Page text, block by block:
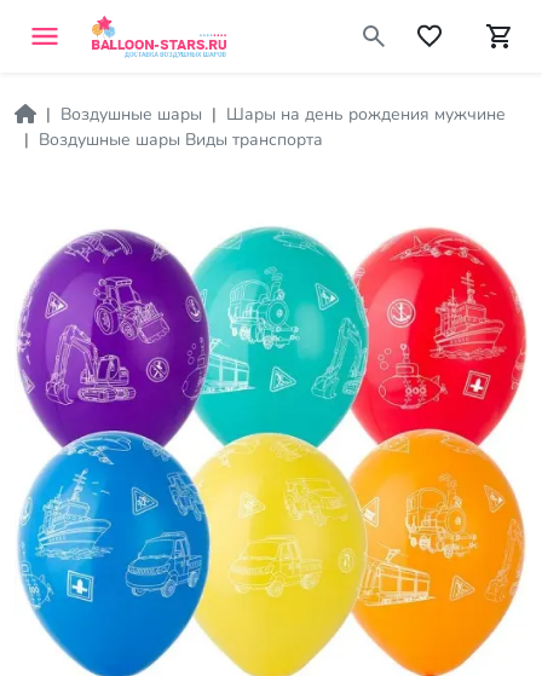
Воздушные шары
Шары на день рождения мужчине
Воздушные шары Виды транспорта